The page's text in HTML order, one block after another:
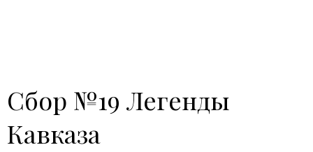
Сбор №19 Легенды
Кавказа